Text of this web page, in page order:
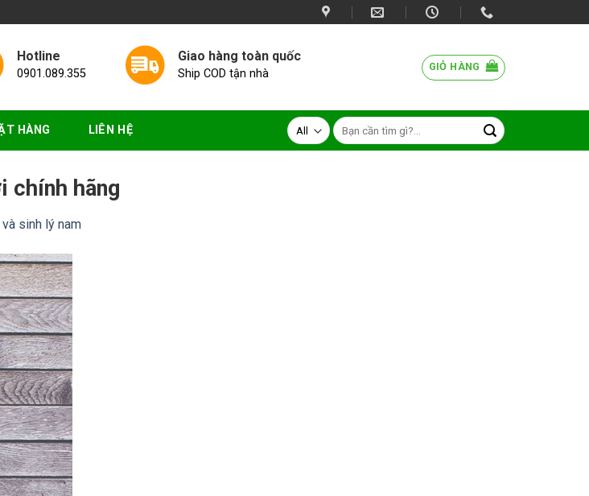
Hotline
0901.089.355
Giao hàng toàn quốc
Ship COD tận nhà
GIỎ HÀNG
HÀNG LIÊN HỆ
chính hãng
sinh lý nam